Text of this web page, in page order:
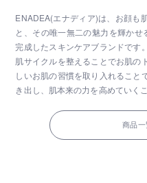
ENADEA(エナディア)は、お顔も
と、その唯一無二の魅力を輝か
完成したスキンケアブランドです
肌サイクルを整えることでお肌の
しいお肌の習慣を取り入れること
き出し、肌本来の力を高めていく
商品